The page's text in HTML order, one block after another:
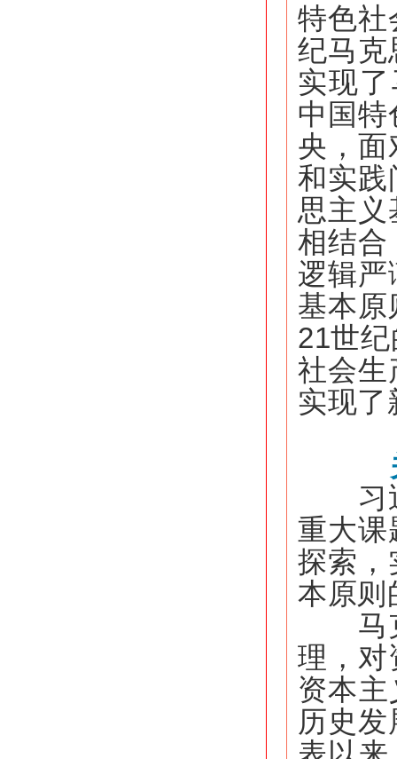
特色社
纪马克
实现
中国特
央，面
和实践
思主义
相结合
逻辑严
基本原
21世
社会生
实现了
习近
重大课
探索，
本原则
马克
理，对
资本主
历史